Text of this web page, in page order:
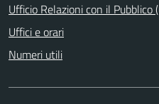
Ufficio Relazioni con il Pubblico
Uffici e orari
Numeri utili